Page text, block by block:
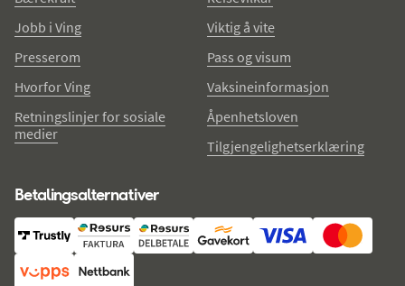
Jobb i Ving
Presserom
Hvorfor Ving
Retningslinjer for sosiale
medier
Viktig å vite
Pass og visum
Vaksineinformasjon
Åpenhetsloven
Tilgjengelighetserklæring
Betalingsalternativer